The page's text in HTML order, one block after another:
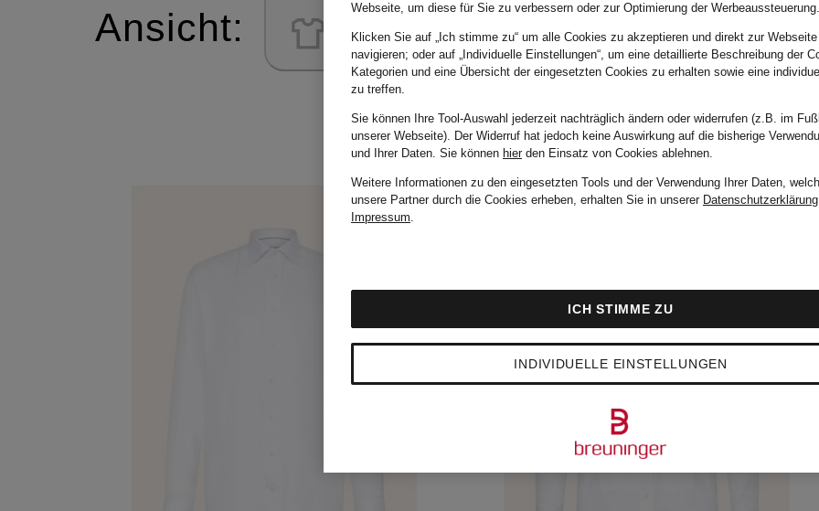
Ansicht: Sortieren
Webseite, um diese für Sie zu verbessern oder zur Optimierung der Werbeaussteuerung.
Klicken Sie auf „Ich stimme zu“ um alle Cookies zu akzeptieren und direkt zur
navigieren; oder auf „Individuelle Einstellungen“, um eine detaillierte Beschreibung der
Kategorien und eine Übersicht der eingesetzten Cookies zu erhalten sowie eine
zu treffen.
Sie können Ihre Tool-Auswahl jederzeit nachträglich ändern oder widerrufen (z.B. im
unserer Webseite). Der Widerruf hat jedoch keine Auswirkung auf die bisherige
und Ihrer Daten. Sie können hierden Einsatz von Cookies ablehnen.
Weitere Informationen zu den eingesetzten Tools und der Verwendung Ihrer Daten,
unsere Partner durch die Cookies erheben, erhalten Sie in unserer Datenschutzerklärung
Impressum.
INDIVIDUELLE EINSTELLUNGEN
ICH STIMME ZU